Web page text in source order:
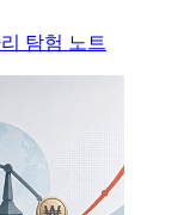
탐험 노트